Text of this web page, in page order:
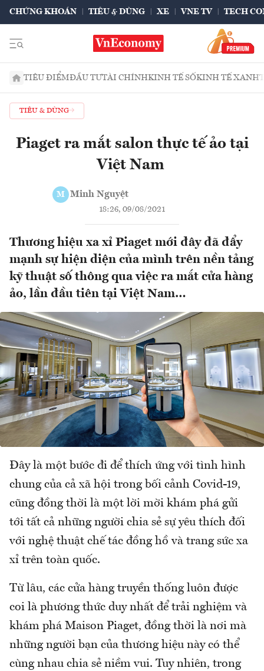
CHỨNG KHOÁN TIÊU & DÙNG XE VNE TV TECH
TIÊU ĐIỂMĐẦU TƯTÀI CHÍNHKINH TẾ SỐKINH TẾ XANH
TIÊU & DÙNG
Piaget ra mắt salon thực tế ảo tại
Việt Nam
M Minh Nguyệt
18:26, 09/08/2021
Thương hiệu xa xỉ Piaget mới đây đã đẩy
mạnh sự hiện diện của mình trên nền tảng
kỹ thuật số thông qua việc ra mắt cửa hàng
ảo, lần đầu tiên tại Việt Nam…
Đây là một bước đi để thích ứng với tình hình
chung của cả xã hội trong bối cảnh Covid-19,
cũng đồng thời là một lời mời khám phá gửi
tới tất cả những người chia sẻ sự yêu thích đối
với nghệ thuật chế tác đồng hồ và trang sức xa
xỉ trên toàn quốc.
Từ lâu, các cửa hàng truyền thống luôn được
coi là phương thức duy nhất để trải nghiệm và
khám phá Maison Piaget, đồng thời là nơi mà
những người bạn của thương hiệu này có thể
cùng nhau chia sẻ niềm vui. Tuy nhiên, trong